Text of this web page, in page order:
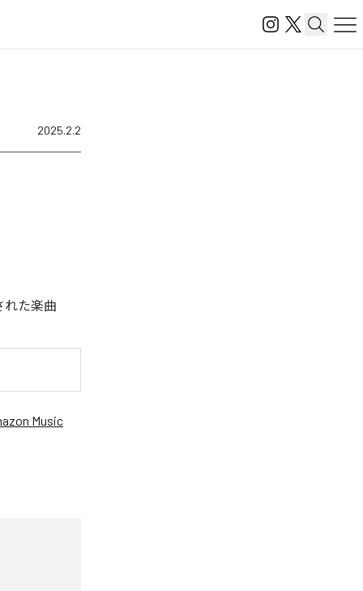
2025.2.2
れた楽曲
Music